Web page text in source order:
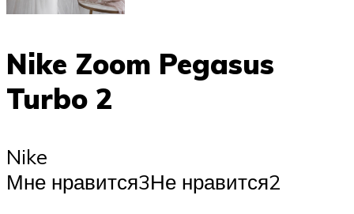
Nike Zoom Pegasus
Turbo 2
Nike
Мне нравится3Не нравится2